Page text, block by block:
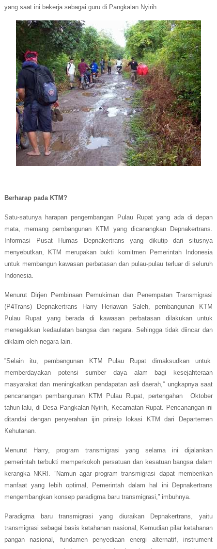
yang saat ini bekerja sebagai guru di Pangkalan Nyirih.
Berharap pada KTM?
Satu-satunya harapan pengembangan Pulau Rupat yang ada di depan
mata, memang pembangunan KTM yang dicanangkan Depnakertrans.
Informasi Pusat Humas Depnakertrans yang di kutip dari situsnya
menyebutkan, KTM merupakan bukti komitmen Pemerintah Indonesia
untuk membangun kawasan perbatasan dan pulau-pulau terluar di seluruh
Indonesia.
Menurut Dirjen Pembinaan Pemukiman dan Penempatan Transmigrasi
(P4Trans) Depnakertrans Harry Heriawan Saleh, pembangunan KTM
Pulau Rupat yang berada di kawasan perbatasan dilakukan untuk
menegakkan kedaulatan bangsa dan negara. Sehingga tidak diincar dan
diklaim oleh negara lain.
”Selain itu, pembangunan KTM Pulau Rupat dimaksudkan untuk
memberdayakan potensi sumber daya alam bagi kesejahteraan
masyarakat dan meningkatkan pendapatan asli daerah,” ungkapnya saat
pencanangan pembangunan KTM Pulau Rupat, pertengahan Oktober
tahun lalu, di Desa Pangkalan Nyirih, Kecamatan Rupat. Pencanangan ini
ditandai dengan penyerahan ijin prinsip lokasi KTM dari Departemen
Kehutanan.
Menurut Harry, program transmigrasi yang selama ini dijalankan
pemerintah terbukti memperkokoh persatuan dan kesatuan bangsa dalam
kerangka NKRI. ”Namun agar program transmigrasi dapat memberikan
manfaat yang lebih optimal, Pemerintah dalam hal ini Depnakertrans
mengembangkan konsep paradigma baru transmigrasi,” imbuhnya.
Paradigma baru transmigrasi yang diuraikan Depnakertrans, yaitu
transmigrasi sebagai basis ketahanan nasional, Kemudian pilar ketahanan
pangan nasional, fundamen penyediaan energi alternatif, instrument